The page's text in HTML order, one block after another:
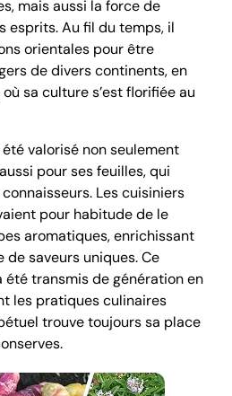
mais aussi la force de
esprits. Au fil du temps, il
orientales pour être
de divers continents, en
sa culture s’est florifiée au
valorisé non seulement
pour ses feuilles, qui
Les cuisiniers
pour habitude de le
aromatiques, enrichissant
saveurs uniques. Ce
transmis de génération en
les pratiques culinaires
trouve toujours sa place